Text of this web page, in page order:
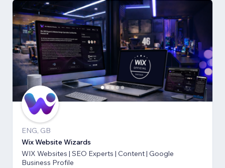
ENG, GB
Wix Website Wizards
WIX Websites | SEO Experts | Content | Google
Business Profile